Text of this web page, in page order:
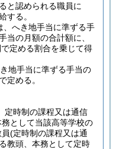
と認められる職員に
する。
へき地手当に準ずる手
当の月額の合計額に、
定める割合を乗じて得
地手当に準ずる手当の
定める。
定時制の課程又は通信
務として当該高等学校の
(定時制の課程又は通
教頭、本務として定時